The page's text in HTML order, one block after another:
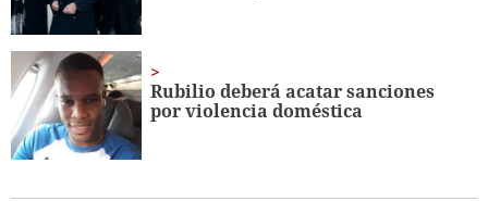
Rubilio deberá acatar sanciones
por violencia doméstica